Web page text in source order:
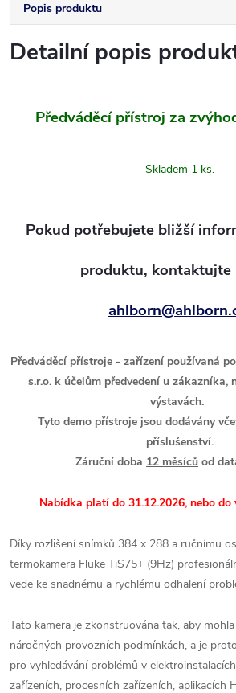
Popis produktu
Detailní popis
Předváděcí přístroj za
Skladem 1 ks.
Pokud potřebujete bližší
produktu, kontaktujte
Předváděcí přístroje - zařízení používaná
s.r.o. k účelům předvedení u zákazníka,
výstavách.
Tyto demo přístroje jsou dodávány
příslušenství.
Záruční doba 12 měsíců od
Nabídka platí do 31.12.2026, nebo do
Díky rozlišení snímků 384 x 288 a ručnímu
termokamera Fluke TiS75+ (9Hz)
vede ke snadnému a rychlému odhalení
Tato kamera je zkonstruována tak, aby
náročných provozních podmínkách, a je
pro vyhledávání problémů v
zařízeních, procesních zařízeních, aplikacích